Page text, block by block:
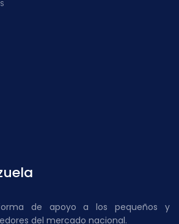
de apoyo a los pequeños y
del mercado nacional.